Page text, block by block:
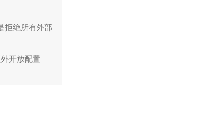
拒绝所有外部
开放配置